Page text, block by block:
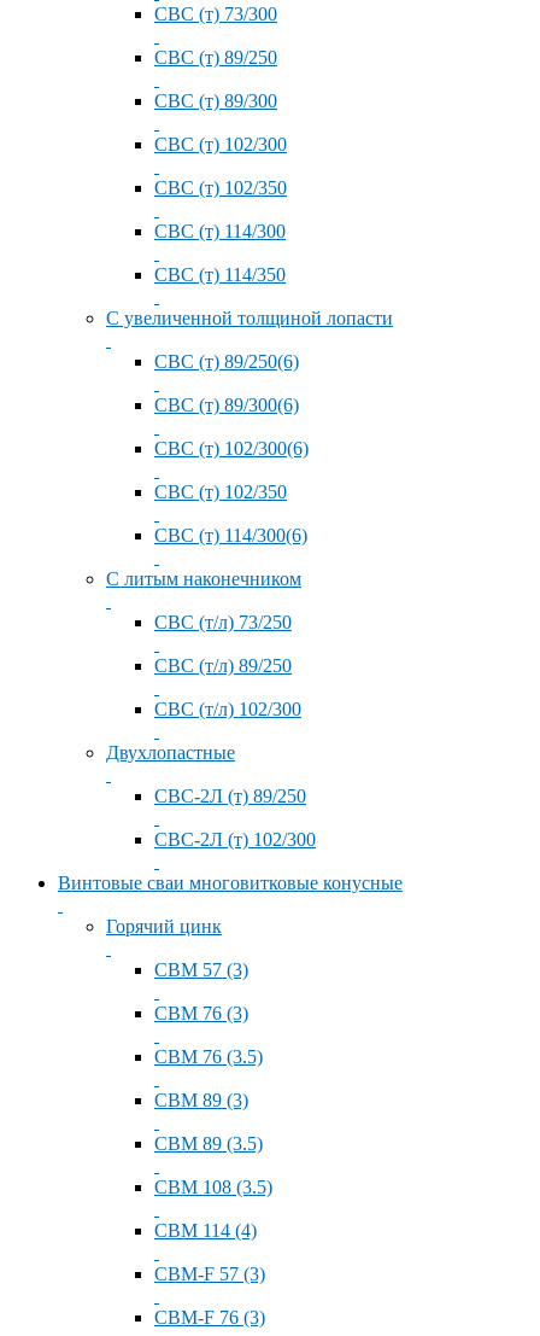
СВС (т) 73/300
СВС (т) 89/250
СВС (т) 89/300
СВС (т) 102/300
СВС (т) 102/350
СВС (т) 114/300
СВС (т) 114/350
С увеличенной толщиной лопасти
СВС (т) 89/250(6)
СВС (т) 89/300(6)
СВС (т) 102/300(6)
СВС (т) 102/350
СВС (т) 114/300(6)
С литым наконечником
СВС (т/л) 73/250
СВС (т/л) 89/250
СВС (т/л) 102/300
Двухлопастные
СВС-2Л (т) 89/250
СВС-2Л (т) 102/300
Винтовые сваи многовитковые конусные
Горячий цинк
СВМ 57 (3)
СВМ 76 (3)
СВМ 76 (3.5)
СВМ 89 (3)
СВМ 89 (3.5)
СВМ 108 (3.5)
СВМ 114 (4)
СВМ-F 57 (3)
СВМ-F 76 (3)